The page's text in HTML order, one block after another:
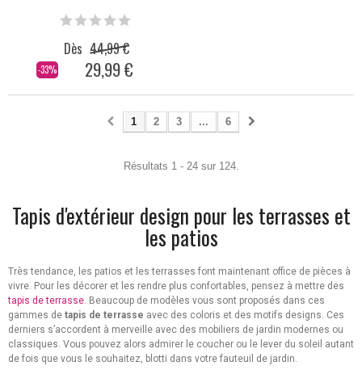
-33%
Dès 44,99 €
29,99 €
1 2 3 ... 6
Résultats 1 - 24 sur 124.
Tapis d'extérieur design pour les terrasses et
les patios
Très tendance, les patios et les terrasses font maintenant office de pièces à
vivre. Pour les décorer et les rendre plus confortables, pensez à mettre des
tapis de terrasse. Beaucoup de modèles vous sont proposés dans ces
gammes de tapis de terrasse avec des coloris et des motifs designs. Ces
derniers s’accordent à merveille avec des mobiliers de jardin modernes ou
classiques. Vous pouvez alors admirer le coucher ou le lever du soleil autant
de fois que vous le souhaitez, blotti dans votre fauteuil de jardin.